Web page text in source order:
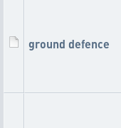
ground defence